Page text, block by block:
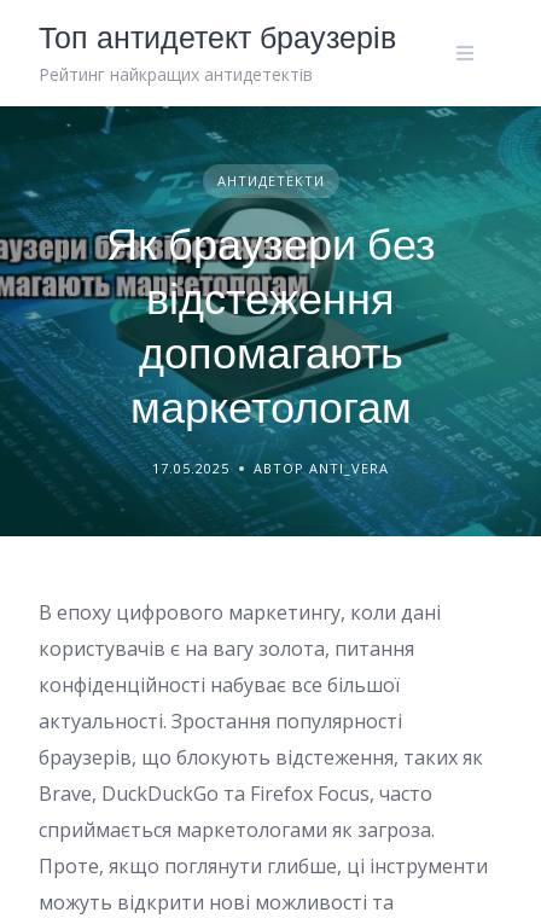
content
Топ антидетект браузерів
Рейтинг найкращих антидетектів
АНТИДЕТЕКТИ
Як браузери без
відстеження
допомагають
маркетологам
17.05.2025 АВТОР ANTI_VERA
В епоху цифрового маркетингу, коли дані
користувачів є на вагу золота, питання
конфіденційності набуває все більшої
актуальності. Зростання популярності
браузерів, що блокують відстеження, таких як
Brave, DuckDuckGo та Firefox Focus, часто
сприймається маркетологами як загроза.
Проте, якщо поглянути глибше, ці інструменти
можуть відкрити нові можливості та